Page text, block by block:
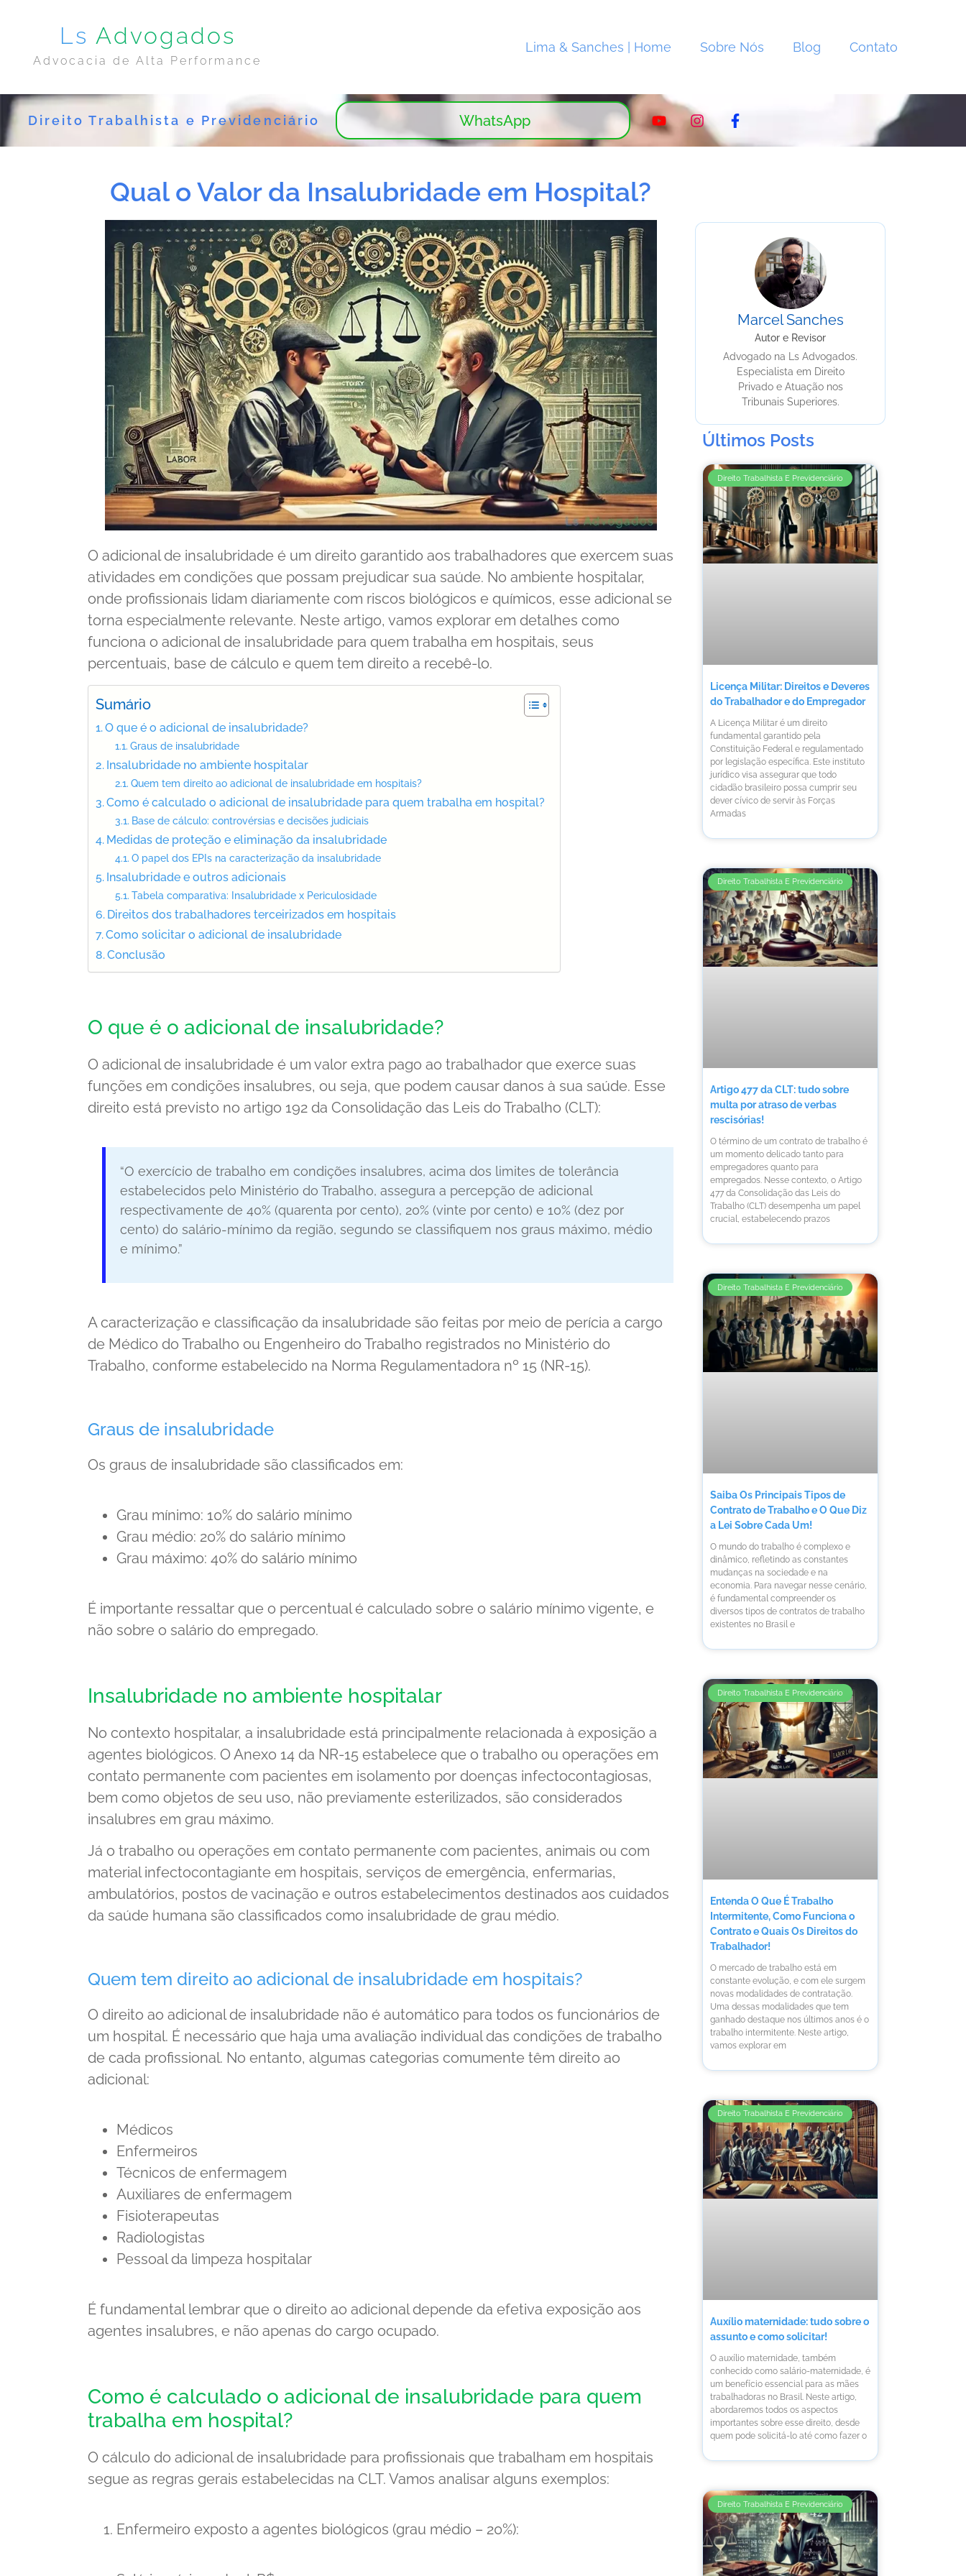
Ls Advogados
Advocacia de Alta Performance
Lima & Sanches | Home Sobre Nós Blog Contato
Direito Trabalhista e Previdenciário WhatsApp
Qual o Valor da Insalubridade em Hospital?
O adicional de insalubridade é um direito garantido aos trabalhadores que exercem suas
atividades em condições que possam prejudicar sua saúde. No ambiente hospitalar,
onde profissionais lidam diariamente com riscos biológicos e químicos, esse adicional se
torna especialmente relevante. Neste artigo, vamos explorar em detalhes como
funciona o adicional de insalubridade para quem trabalha em hospitais, seus
percentuais, base de cálculo e quem tem direito a recebê-lo.
Sumário
O que é o adicional de insalubridade?
Graus de insalubridade
Insalubridade no ambiente hospitalar
Quem tem direito ao adicional de insalubridade em hospitais?
Como é calculado o adicional de insalubridade para quem trabalha em hospital?
Base de cálculo: controvérsias e decisões judiciais
Medidas de proteção e eliminação da insalubridade
O papel dos EPIs na caracterização da insalubridade
Insalubridade e outros adicionais
Tabela comparativa: Insalubridade x Periculosidade
Direitos dos trabalhadores terceirizados em hospitais
Como solicitar o adicional de insalubridade
Conclusão
O que é o adicional de insalubridade?
O adicional de insalubridade é um valor extra pago ao trabalhador que exerce suas
funções em condições insalubres, ou seja, que podem causar danos à sua saúde. Esse
direito está previsto no artigo 192 da Consolidação das Leis do Trabalho (CLT):
“O exercício de trabalho em condições insalubres, acima dos limites de tolerância
estabelecidos pelo Ministério do Trabalho, assegura a percepção de adicional
respectivamente de 40% (quarenta por cento), 20% (vinte por cento) e 10% (dez por
cento) do salário-mínimo da região, segundo se classifiquem nos graus máximo, médio
e mínimo.”
A caracterização e classificação da insalubridade são feitas por meio de perícia a cargo
de Médico do Trabalho ou Engenheiro do Trabalho registrados no Ministério do
Trabalho, conforme estabelecido na Norma Regulamentadora nº 15 (NR-15).
Graus de insalubridade
Os graus de insalubridade são classificados em:
Grau mínimo: 10% do salário mínimo
Grau médio: 20% do salário mínimo
Grau máximo: 40% do salário mínimo
É importante ressaltar que o percentual é calculado sobre o salário mínimo vigente, e
não sobre o salário do empregado.
Insalubridade no ambiente hospitalar
No contexto hospitalar, a insalubridade está principalmente relacionada à exposição a
agentes biológicos. O Anexo 14 da NR-15 estabelece que o trabalho ou operações em
contato permanente com pacientes em isolamento por doenças infectocontagiosas,
bem como objetos de seu uso, não previamente esterilizados, são considerados
insalubres em grau máximo.
Já o trabalho ou operações em contato permanente com pacientes, animais ou com
material infectocontagiante em hospitais, serviços de emergência, enfermarias,
ambulatórios, postos de vacinação e outros estabelecimentos destinados aos cuidados
da saúde humana são classificados como insalubridade de grau médio.
Quem tem direito ao adicional de insalubridade em hospitais?
O direito ao adicional de insalubridade não é automático para todos os funcionários de
um hospital. É necessário que haja uma avaliação individual das condições de trabalho
de cada profissional. No entanto, algumas categorias comumente têm direito ao
adicional:
Médicos
Enfermeiros
Técnicos de enfermagem
Auxiliares de enfermagem
Fisioterapeutas
Radiologistas
Pessoal da limpeza hospitalar
É fundamental lembrar que o direito ao adicional depende da efetiva exposição aos
agentes insalubres, e não apenas do cargo ocupado.
Como é calculado o adicional de insalubridade para quem
trabalha em hospital?
O cálculo do adicional de insalubridade para profissionais que trabalham em hospitais
segue as regras gerais estabelecidas na CLT. Vamos analisar alguns exemplos:
Enfermeiro exposto a agentes biológicos (grau médio – 20%):
Marcel Sanches
Autor e Revisor
Advogado na Ls Advogados.
Especialista em Direito
Privado e Atuação nos
Tribunais Superiores.
Últimos Posts
Direito Trabalhista E Previdenciário
Licença Militar: Direitos e Deveres
do Trabalhador e do Empregador
A Licença Militar é um direito
fundamental garantido pela
Constituição Federal e regulamentado
por legislação específica. Este instituto
jurídico visa assegurar que todo
cidadão brasileiro possa cumprir seu
dever cívico de servir às Forças
Armadas
Direito Trabalhista E Previdenciário
Artigo 477 da CLT: tudo sobre
multa por atraso de verbas
rescisórias!
O término de um contrato de trabalho é
um momento delicado tanto para
empregadores quanto para
empregados. Nesse contexto, o Artigo
477 da Consolidação das Leis do
Trabalho (CLT) desempenha um papel
crucial, estabelecendo prazos
Direito Trabalhista E Previdenciário
Saiba Os Principais Tipos de
Contrato de Trabalho e O Que Diz
a Lei Sobre Cada Um!
O mundo do trabalho é complexo e
dinâmico, refletindo as constantes
mudanças na sociedade e na
economia. Para navegar nesse cenário,
é fundamental compreender os
diversos tipos de contratos de trabalho
existentes no Brasil e
Direito Trabalhista E Previdenciário
Entenda O Que É Trabalho
Intermitente, Como Funciona o
Contrato e Quais Os Direitos do
Trabalhador!
O mercado de trabalho está em
constante evolução, e com ele surgem
novas modalidades de contratação.
Uma dessas modalidades que tem
ganhado destaque nos últimos anos é o
trabalho intermitente. Neste artigo,
vamos explorar em
Direito Trabalhista E Previdenciário
Auxílio maternidade: tudo sobre o
assunto e como solicitar!
O auxílio maternidade, também
conhecido como salário-maternidade, é
um benefício essencial para as mães
trabalhadoras no Brasil. Neste artigo,
abordaremos todos os aspectos
importantes sobre esse direito, desde
quem pode solicitá-lo até como fazer o
Direito Trabalhista E Previdenciário